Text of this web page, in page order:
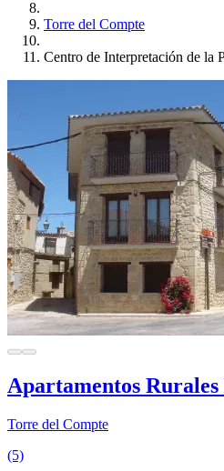
Torre del Compte
Centro de Interpretación de la
Apartamentos
Torre del Compte
(5)